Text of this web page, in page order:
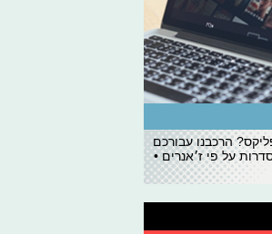
הרכבנו עבורכם
על פי ז׳אנרים •